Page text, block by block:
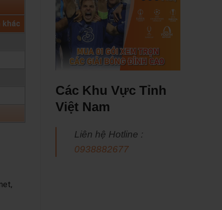
khác
Các Khu Vực Tỉnh
Việt Nam
Liên hệ Hotline :
0938882677